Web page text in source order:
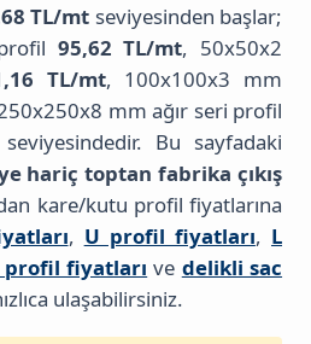
TL/mt seviyesinden başlar;
95,62 TL/mt, 50x50x2
TL/mt, 100x100x3 mm
mm ağır seri profil
Bu sayfadaki
hariç toptan fabrika çıkış
kare/kutu profil fiyatlarına
, U profil fiyatları, L
profil fiyatları ve delikli sac
ulaşabilirsiniz.